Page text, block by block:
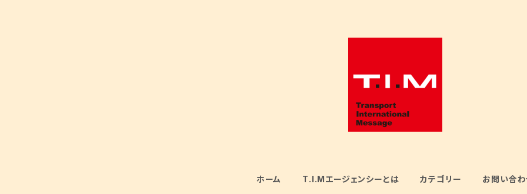
ホーム T.I.Mエージェンシーとは カテゴリー お問い合